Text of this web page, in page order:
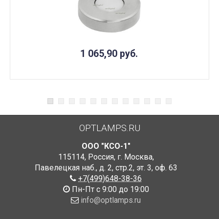
1 065,90 руб.
OPTLAMPS.RU
ООО "КСО-1"
115114, Россия, г. Москва,
Павелецкая наб., д. 2, стр.2, эт. 3, оф. 63
+7(499)648-38-36
Пн-Пт с 9:00 до 19:00
info@optlamps.ru